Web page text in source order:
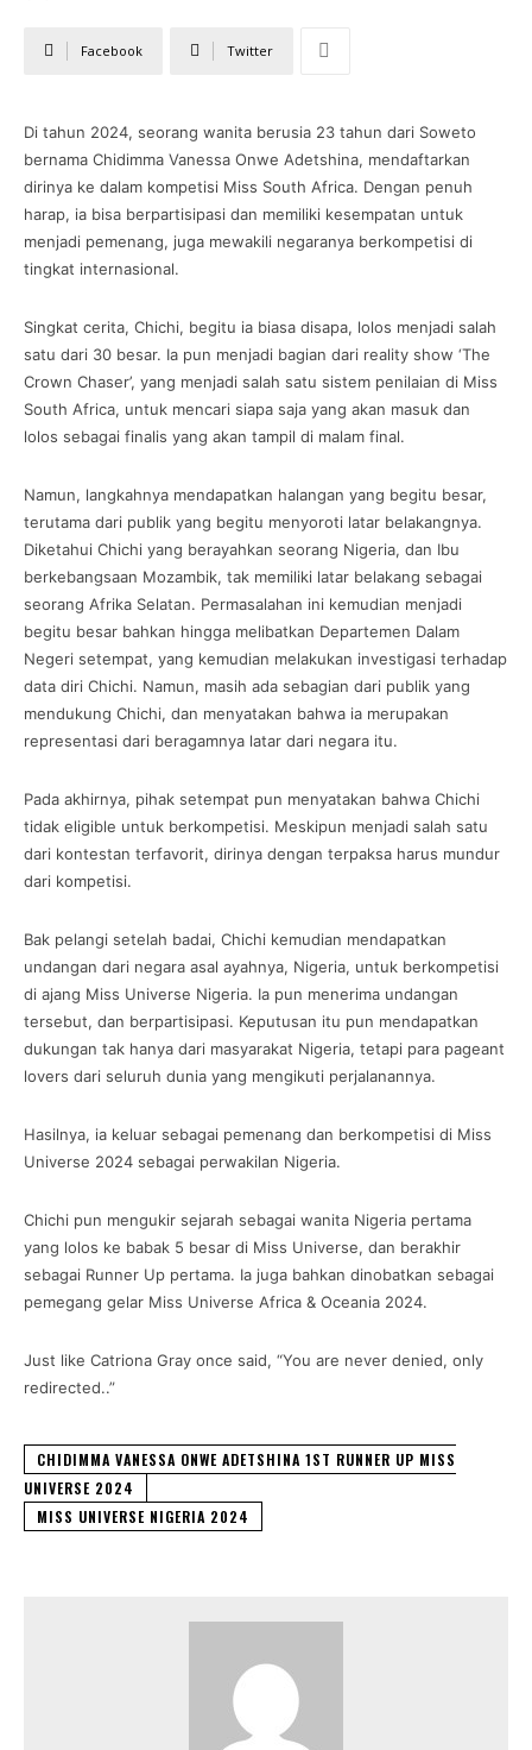
Facebook Twitter
Di tahun 2024, seorang wanita berusia 23 tahun dari Soweto
bernama Chidimma Vanessa Onwe Adetshina, mendaftarkan
dirinya ke dalam kompetisi Miss South Africa. Dengan penuh
harap, ia bisa berpartisipasi dan memiliki kesempatan untuk
menjadi pemenang, juga mewakili negaranya berkompetisi di
tingkat internasional.
Singkat cerita, Chichi, begitu ia biasa disapa, lolos menjadi salah
satu dari 30 besar. Ia pun menjadi bagian dari reality show ‘The
Crown Chaser’, yang menjadi salah satu sistem penilaian di Miss
South Africa, untuk mencari siapa saja yang akan masuk dan
lolos sebagai finalis yang akan tampil di malam final.
Namun, langkahnya mendapatkan halangan yang begitu besar,
terutama dari publik yang begitu menyoroti latar belakangnya.
Diketahui Chichi yang berayahkan seorang Nigeria, dan Ibu
berkebangsaan Mozambik, tak memiliki latar belakang sebagai
seorang Afrika Selatan. Permasalahan ini kemudian menjadi
begitu besar bahkan hingga melibatkan Departemen Dalam
Negeri setempat, yang kemudian melakukan investigasi terhadap
data diri Chichi. Namun, masih ada sebagian dari publik yang
mendukung Chichi, dan menyatakan bahwa ia merupakan
representasi dari beragamnya latar dari negara itu.
Pada akhirnya, pihak setempat pun menyatakan bahwa Chichi
tidak eligible untuk berkompetisi. Meskipun menjadi salah satu
dari kontestan terfavorit, dirinya dengan terpaksa harus mundur
dari kompetisi.
Bak pelangi setelah badai, Chichi kemudian mendapatkan
undangan dari negara asal ayahnya, Nigeria, untuk berkompetisi
di ajang Miss Universe Nigeria. Ia pun menerima undangan
tersebut, dan berpartisipasi. Keputusan itu pun mendapatkan
dukungan tak hanya dari masyarakat Nigeria, tetapi para pageant
lovers dari seluruh dunia yang mengikuti perjalanannya.
Hasilnya, ia keluar sebagai pemenang dan berkompetisi di Miss
Universe 2024 sebagai perwakilan Nigeria.
Chichi pun mengukir sejarah sebagai wanita Nigeria pertama
yang lolos ke babak 5 besar di Miss Universe, dan berakhir
sebagai Runner Up pertama. Ia juga bahkan dinobatkan sebagai
pemegang gelar Miss Universe Africa & Oceania 2024.
Just like Catriona Gray once said, “You are never denied, only
redirected..”
CHIDIMMA VANESSA ONWE ADETSHINA 1ST RUNNER UP MISS
UNIVERSE 2024
MISS UNIVERSE NIGERIA 2024